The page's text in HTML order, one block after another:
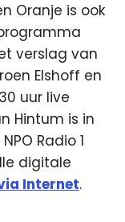
Oranje is ook
verslag van
Elshoff en
uur live
Hintum is in
Radio 1
digitale
Internet.